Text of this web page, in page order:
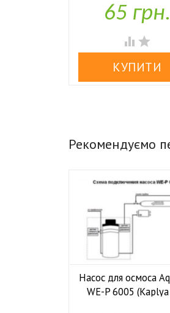
У наявності
65 грн.
 
Рекомендуємо
Насос для осмоса
WE-P 6005